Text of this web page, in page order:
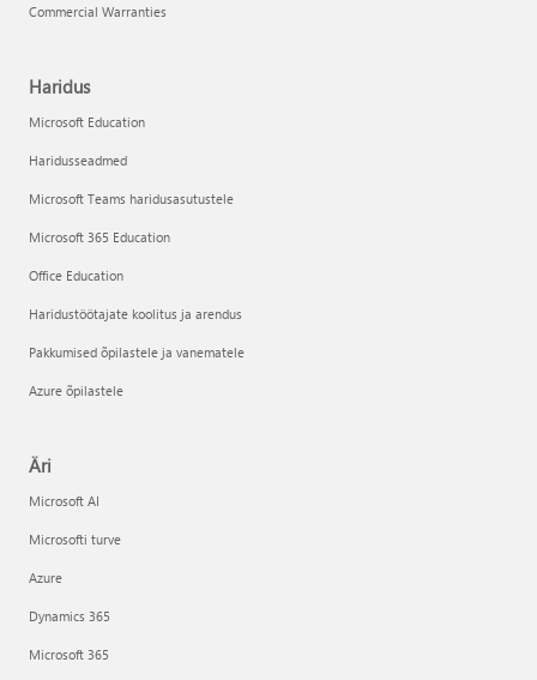
Commercial Warranties
Haridus
Microsoft Education
Haridusseadmed
Microsoft Teams haridusasutustele
Microsoft 365 Education
Office Education
Haridustöötajate koolitus ja arendus
Pakkumised õpilastele ja vanematele
Azure õpilastele
Äri
Microsoft AI
Microsofti turve
Azure
Dynamics 365
Microsoft 365